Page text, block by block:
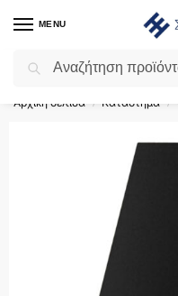
MENU
Flash Sale ⚡ 10%
Αρχική σελίδα / Κατάστημα /